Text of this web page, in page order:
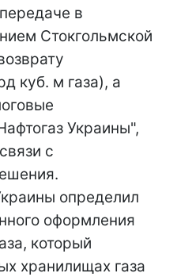
в
Стокгольмской
куб. м газа), а
Украины",
с
определил
оформления
который
хранилищах газа